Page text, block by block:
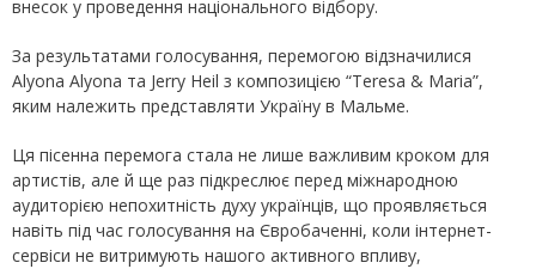
внесок у проведення національного відбору.
За результатами голосування, перемогою відзначилися
Alyona Alyona та Jerry Heil з композицією “Teresa & Maria”,
яким належить представляти Україну в Мальме.
Ця пісенна перемога стала не лише важливим кроком для
артистів, але й ще раз підкреслює перед міжнародною
аудиторією непохитність духу українців, що проявляється
навіть під час голосування на Євробаченні, коли інтернет-
сервіси не витримують нашого активного впливу,